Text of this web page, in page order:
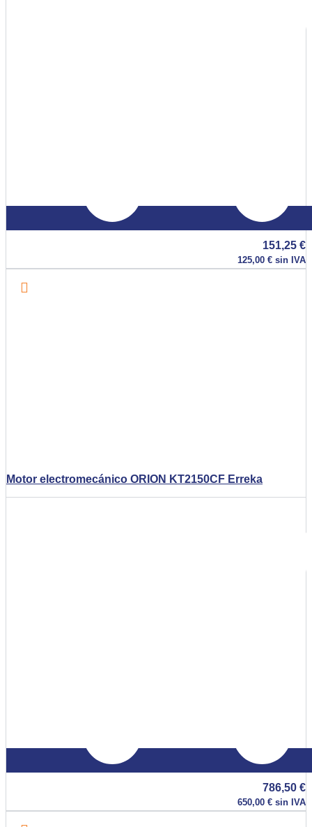
151,25 €
125,00 € sin IVA
Motor electromecánico ORION KT2150CF Erreka
786,50 €
650,00 € sin IVA